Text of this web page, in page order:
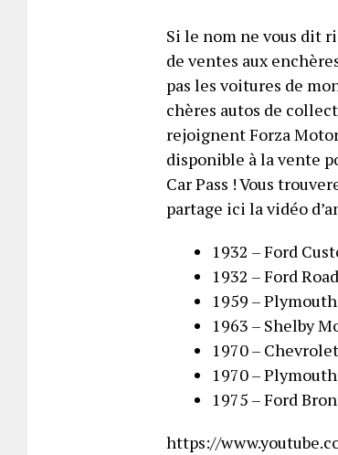
Si le nom ne vous dit
de ventes aux
pas les voitures de
chères autos de
rejoignent Forza
disponible à la vente
Car Pass ! Vous
partage ici la vidéo
1932 – Ford
1932 – Ford
1959 –
1963 – Shelby
1970 –
1970 –
1975 – Ford
https://